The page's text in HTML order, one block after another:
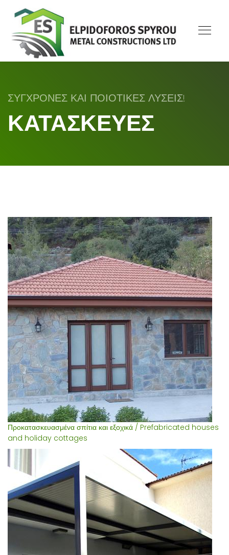
ΣΥΓΧΡΟΝΕΣ ΚΑΙ ΠΟΙΟΤΙΚΕΣ ΛΥΣΕΙΣ!
ΚΑΤΑΣΚΕΥΕΣ
Προκατασκευασμένα σπίτια και εξοχικά / Prefabricated houses
and holiday cottages